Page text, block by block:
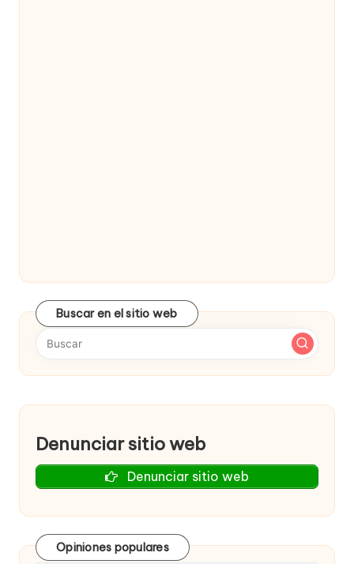
Buscar en el sitio web
Denunciar sitio web
Denunciar sitio web
Opiniones populares